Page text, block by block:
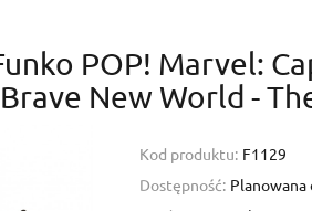
POP! Marvel:
New World -
Kod produktu: F1129
Dostępność: Planowana